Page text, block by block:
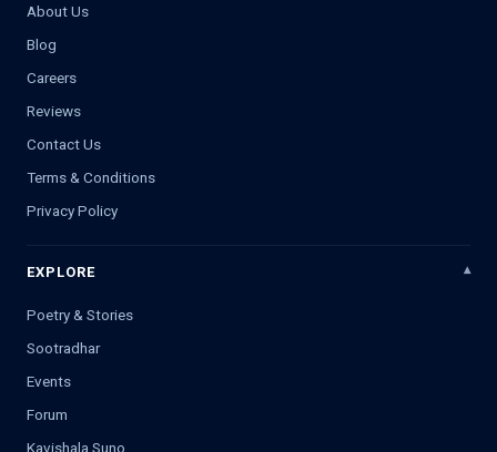
About Us
Blog
Careers
Reviews
Contact Us
Terms & Conditions
Privacy Policy
EXPLORE
Poetry & Stories
Sootradhar
Events
Forum
Kavishala Suno